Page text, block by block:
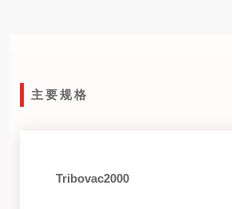
主要规格
Tribovac2000